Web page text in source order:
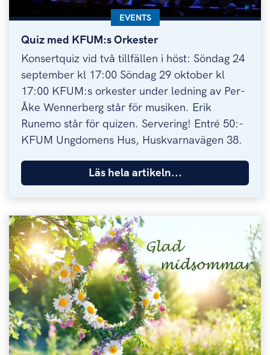
Quiz med KFUM:s Orkester
Quiz med KFUM:s Orkester
KATEGORI:
EVENTS
Konsertquiz vid två tillfällen i höst: Söndag 24
september kl 17:00 Söndag 29 oktober kl
17:00 KFUM:s orkester under ledning av Per-
Åke Wennerberg står för musiken. Erik
Runemo står för quizen. Servering! Entré 50:-
KFUM Ungdomens Hus, Huskvarnavägen 38.
Läs hela artikeln...